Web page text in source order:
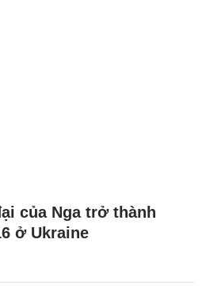
của Nga trở thành
ở Ukraine